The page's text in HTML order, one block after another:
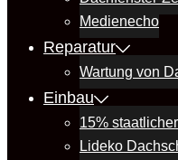
Medienecho
Reparatur
Wartung von
Einbau
15%
Lideko